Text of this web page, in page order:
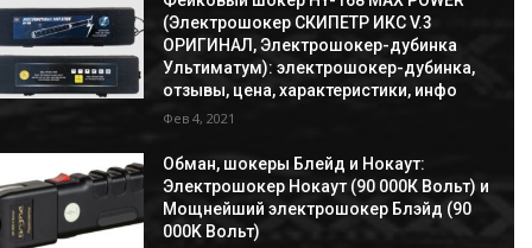
(Электрошокер СКИПЕТР ИКС V.3
ОРИГИНАЛ, Электрошокер-дубинка
Ультиматум): электрошокер-дубинка,
отзывы, цена, характеристики, инфо
Фев 4, 2021
Обман, шокеры Блейд и Нокаут:
Электрошокер Нокаут (90 000К Вольт) и
Мощнейший электрошокер Блэйд (90
000K Вольт)